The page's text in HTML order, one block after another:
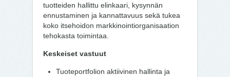
tuotteiden hallittu elinkaari, kysynnän
ennustaminen ja kannattavuus sekä tukea
koko itsehoidon markkinointiorganisaation
tehokasta toimintaa.
Keskeiset vastuut
Tuoteportfolion aktiivinen hallinta ja